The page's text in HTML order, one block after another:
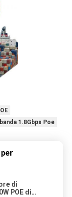
1.8Gbps Poe
di
POE di